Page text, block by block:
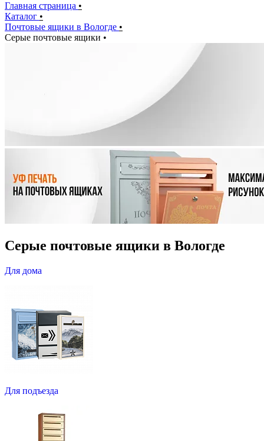
Главная страница •
Каталог •
Почтовые ящики в Вологде •
Серые почтовые ящики •
Серые почтовые ящики в Вологде
Для дома
Для подъезда